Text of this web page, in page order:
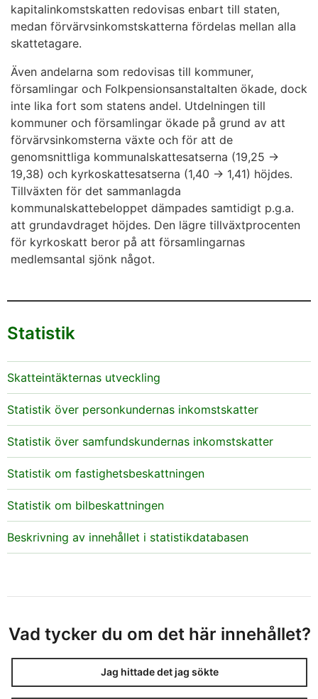
kapitalinkomstskatten redovisas enbart till staten,
medan förvärvsinkomstskatterna fördelas mellan alla
skattetagare.
Även andelarna som redovisas till kommuner,
församlingar och Folkpensionsanstaltalten ökade, dock
inte lika fort som statens andel. Utdelningen till
kommuner och församlingar ökade på grund av att
förvärvsinkomsterna växte och för att de
genomsnittliga kommunalskattesatserna (19,25 →
19,38) och kyrkoskattesatserna (1,40 → 1,41) höjdes.
Tillväxten för det sammanlagda
kommunalskattebeloppet dämpades samtidigt p.g.a.
att grundavdraget höjdes. Den lägre tillväxtprocenten
för kyrkoskatt beror på att församlingarnas
medlemsantal sjönk något.
Statistik
Skatteintäkternas utveckling
Statistik över personkundernas inkomstskatter
Statistik över samfundskundernas inkomstskatter
Statistik om fastighetsbeskattningen
Statistik om bilbeskattningen
Beskrivning av innehållet i statistikdatabasen
Vad tycker du om det här innehållet?
Jag hittade det jag sökte